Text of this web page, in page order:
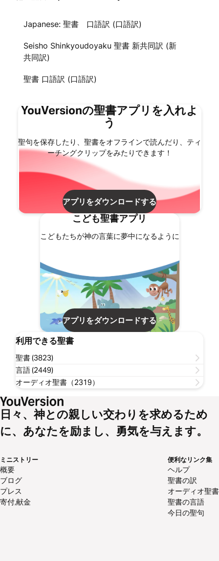
Japanese: 聖書 口語訳 (口語訳)
Seisho Shinkyoudoyaku 聖書 新共同訳 (新
共同訳)
聖書 口語訳 (口語訳)
YouVersionの聖書アプリを入れよ
う
聖句を保存したり、聖書をオフラインで読んだり、ティ
ーチングクリップをみたりできます！
アプリをダウンロードする
こども聖書アプリ
こどもたちが神の言葉に夢中になるように
アプリをダウンロードする
利用できる聖書
聖書 (3823)
言語 (2449)
オーディオ聖書（2319）
日々、神との親しい交わりを求めるため
に、あなたを励まし、勇気を与えます。
ミニストリー
概要
ブログ
プレス
寄付,献金
便利なリンク集
ヘルプ
聖書の訳
オーディオ聖書
聖書の言語
今日の聖句